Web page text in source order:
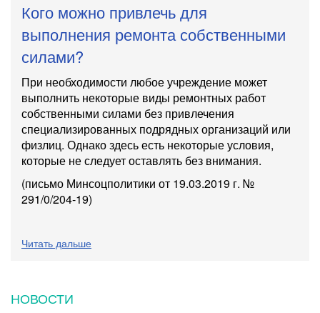
Кого можно привлечь для
выполнения ремонта собственными
силами?
При необходимости любое учреждение может
выполнить некоторые виды ремонтных работ
собственными силами без привлечения
специализированных подрядных организаций или
физлиц. Однако здесь есть некоторые условия,
которые не следует оставлять без внимания.
(письмо Минсоцполитики от 19.03.2019 г. №
291/0/204-19)
Читать дальше
НОВОСТИ